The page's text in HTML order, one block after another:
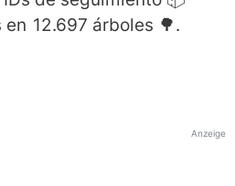
en 12.697 árboles 🌳.
Anzeige